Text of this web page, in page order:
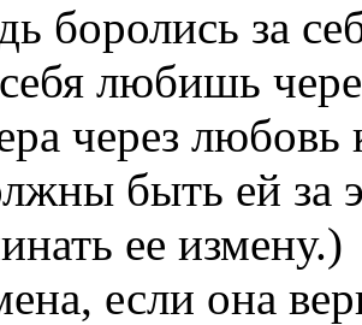
боролись за
любишь
через любовь
быть ей за
ее измену.)
если она